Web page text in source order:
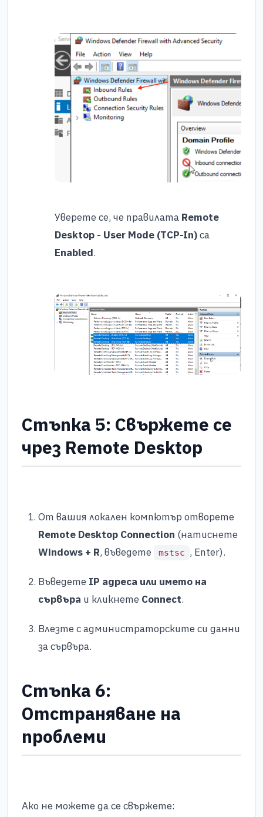
Уверете се, че правилата Remote
Desktop - User Mode (TCP-In)са
Enabled.
Стъпка 5: Свържете се
чрез Remote Desktop
От вашия локален компютър отворете
Remote Desktop Connection (натиснете
Windows + R, въведете mstsc , Enter).
Въведете IP адреса или името на
сървъра и кликнете Connect.
Влезте с администраторските си данни
за сървъра.
Стъпка 6:
Отстраняване на
проблеми
Ако не можете да се свържете: